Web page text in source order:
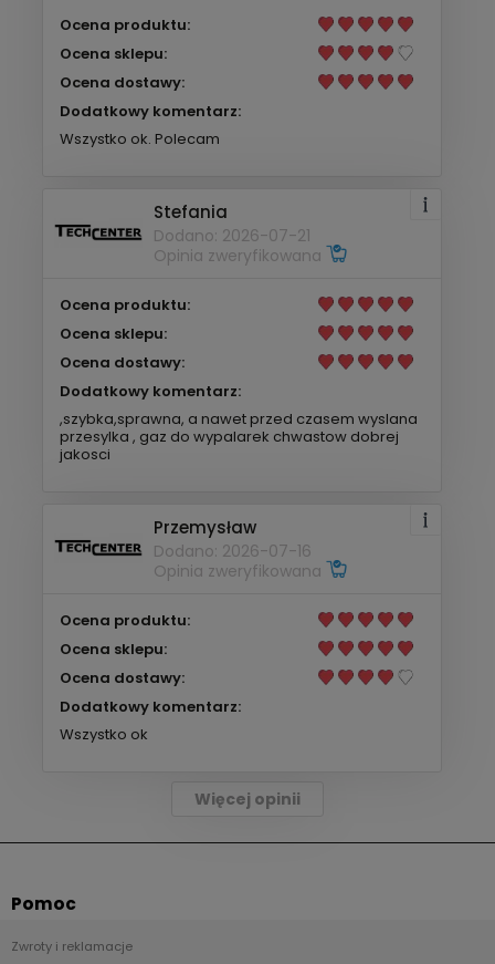
Ocena produktu:
Ocena sklepu:
Ocena dostawy:
Dodatkowy komentarz:
Wszystko ok. Polecam
Stefania
Dodano: 2026-07-21
Opinia zweryfikowana
Ocena produktu:
Ocena sklepu:
Ocena dostawy:
Dodatkowy komentarz:
,szybka,sprawna, a nawet przed czasem wyslana
przesylka , gaz do wypalarek chwastow dobrej
jakosci
Przemysław
Dodano: 2026-07-16
Opinia zweryfikowana
Ocena produktu:
Ocena sklepu:
Ocena dostawy:
Dodatkowy komentarz:
Wszystko ok
Więcej opinii
Pomoc
Zwroty i reklamacje